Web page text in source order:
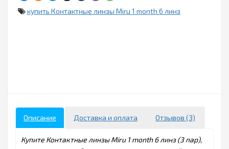
купить Контактные линзы Miru 1 month 6 линз
Описание Доставка и оплата Отзывов (3)
Купите Контактные линзы Miru 1 month 6 линз (3 пар),